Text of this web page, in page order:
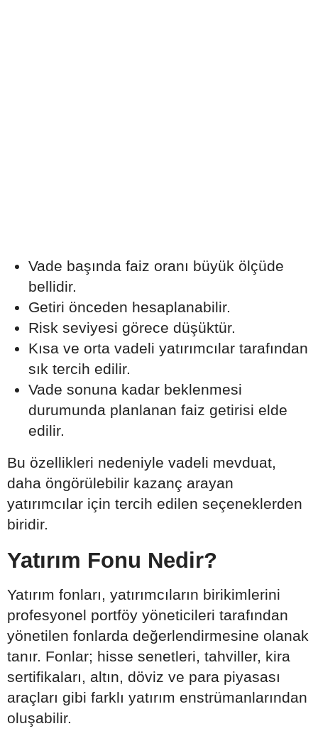
Vade başında faiz oranı büyük ölçüde
bellidir.
Getiri önceden hesaplanabilir.
Risk seviyesi görece düşüktür.
Kısa ve orta vadeli yatırımcılar tarafından
sık tercih edilir.
Vade sonuna kadar beklenmesi
durumunda planlanan faiz getirisi elde
edilir.
Bu özellikleri nedeniyle vadeli mevduat,
daha öngörülebilir kazanç arayan
yatırımcılar için tercih edilen seçeneklerden
biridir.
Yatırım Fonu Nedir?
Yatırım fonları, yatırımcıların birikimlerini
profesyonel portföy yöneticileri tarafından
yönetilen fonlarda değerlendirmesine olanak
tanır. Fonlar; hisse senetleri, tahviller, kira
sertifikaları, altın, döviz ve para piyasası
araçları gibi farklı yatırım enstrümanlarından
oluşabilir.